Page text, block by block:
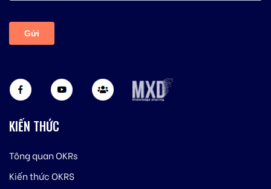
KIẾN THỨC
Tông quan OKRs
Kiến thức OKRS